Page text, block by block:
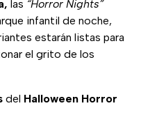
las “Horror Nights”
infantil de noche,
estarán listas para
el grito de los
del Halloween Horror